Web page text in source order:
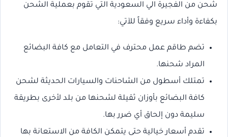
شحن من الفجيرة الي السعودية التي تقوم بعملية الشحن
بكفاءة وأداء سريع وفقاً للآتي:
تضم طاقم عمل محترف في التعامل مع كافة البضائع
المراد شحنها.
تمتلك أسطول من الشاحنات والسيارات الحديثة لشحن
كافة البضائع بأوزان ثقيلة لشحنها من بلد لأخرى بطريقة
سليمة دون إلحاق أي ضرر بها.
تقدم أسعار خيالية حتى يتمكن الكافة من الاستعانة بها